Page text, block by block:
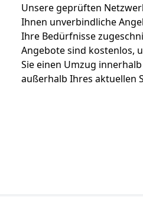
Unsere geprüften
Ihnen unverbindliche
Ihre Bedürfnisse
Angebote sind kostenlos,
Sie einen Umzug
außerhalb Ihres aktuellen